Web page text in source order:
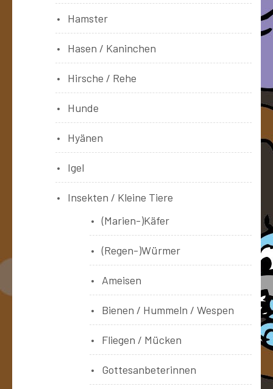
Hamster
Hasen / Kaninchen
Hirsche / Rehe
Hunde
Hyänen
Igel
Insekten / Kleine Tiere
(Marien-)Käfer
(Regen-)Würmer
Ameisen
Bienen / Hummeln / Wespen
Fliegen / Mücken
Gottesanbeterinnen